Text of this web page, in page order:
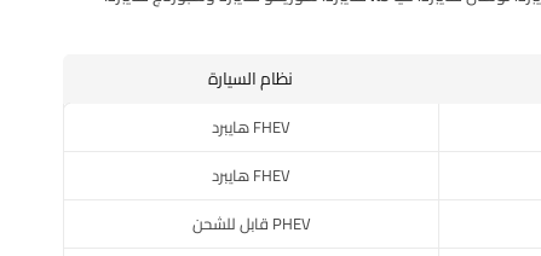
نظام السيارة
FHEV هايبرد
FHEV هايبرد
PHEV قابل للشحن